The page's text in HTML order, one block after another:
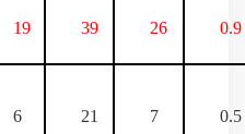
39 26 0.9
21 7 0.5